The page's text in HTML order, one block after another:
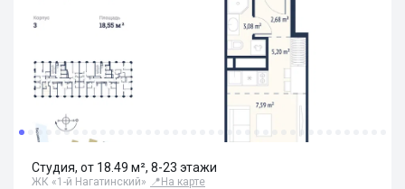
Студия, от 18.49 м², 8-23 этажи
ЖК «1-й Нагатинский» 📍 На карте